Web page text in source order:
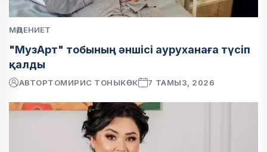
МӘДЕНИЕТ
"МузАрт" тобының әншісі ауруханаға түсіп
қалды
АВТОРТОМИРИС ТОНЫКӨК 7 ТАМЫЗ, 2026